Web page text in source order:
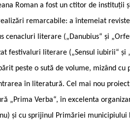
Roman a fost un ctitor de instituții
remarcabile: a întemeiat
cenacluri literare („Danubius“ și
festivaluri literare („Sensul iubirii“ și
peste o sută de volume, mizând cu
în literatură. Cel mai nou
„Prima Verba“, în excelenta
și cu sprijinul Primăriei municipiului